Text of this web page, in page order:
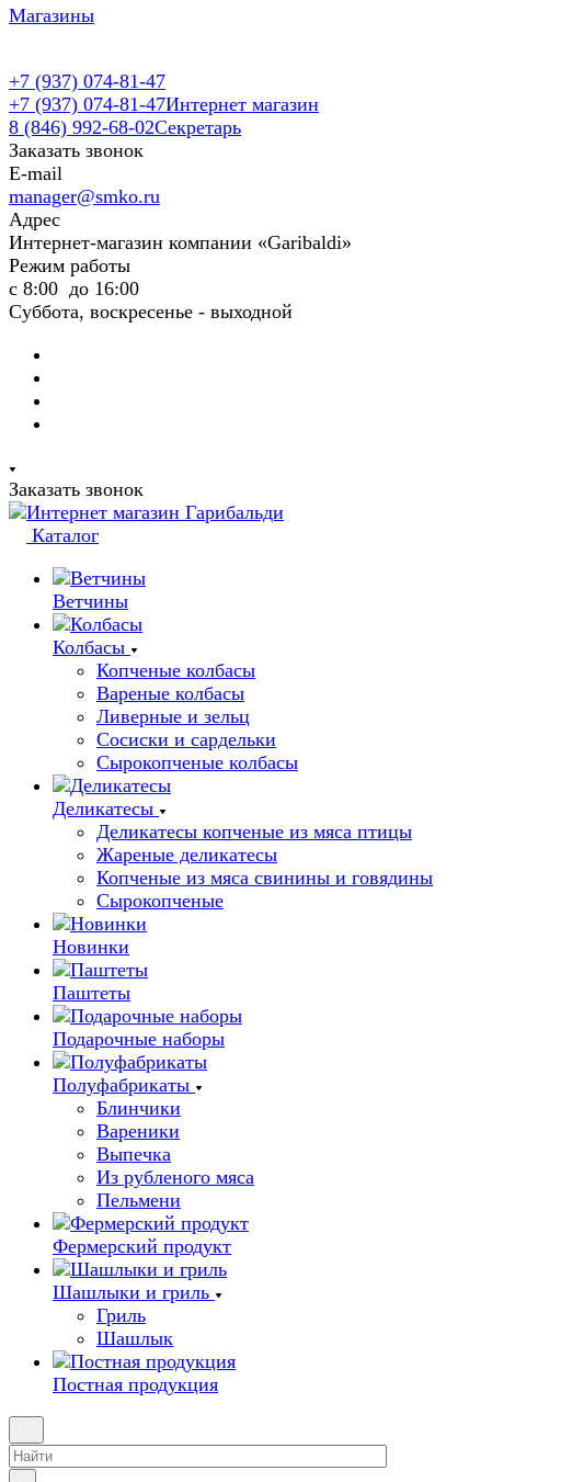
Магазины
+7 (937) 074-81-47
+7 (937) 074-81-47Интернет магазин
8 (846) 992-68-02Секретарь
Заказать звонок
E-mail
manager@smko.ru
Адрес
Интернет-магазин компании «Garibaldi»
Режим работы
с 8:00 до 16:00
Суббота, воскресенье - выходной
Заказать звонок
Каталог
Ветчины
Колбасы
Копченые колбасы
Вареные колбасы
Ливерные и зельц
Сосиски и сардельки
Сырокопченые колбасы
Деликатесы
Деликатесы копченые из мяса птицы
Жареные деликатесы
Копченые из мяса свинины и говядины
Сырокопченые
Новинки
Паштеты
Подарочные наборы
Полуфабрикаты
Блинчики
Вареники
Выпечка
Из рубленого мяса
Пельмени
Фермерский продукт
Шашлыки и гриль
Гриль
Шашлык
Постная продукция